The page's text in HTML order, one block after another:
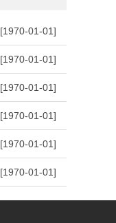
[1970-01-01]
[1970-01-01]
[1970-01-01]
[1970-01-01]
[1970-01-01]
[1970-01-01]